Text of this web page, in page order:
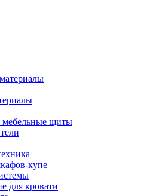
щиты
купе
для кровати